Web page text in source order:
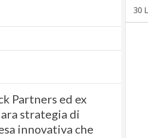
Partners ed ex
strategia di
innovativa che
30